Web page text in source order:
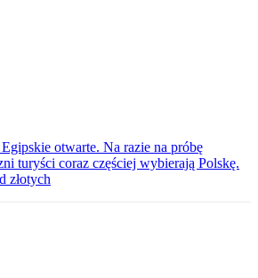
otwarte. Na razie na próbę
turyści coraz częściej wybierają Polskę.
złotych